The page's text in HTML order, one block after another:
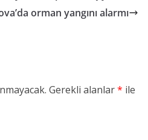
orman yangını alarmı
Gerekli alanlar* ile